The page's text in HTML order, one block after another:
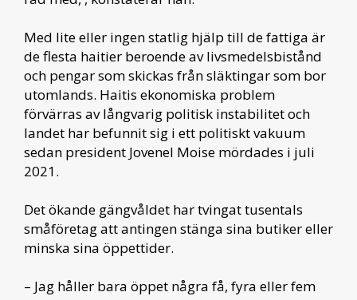
Med lite eller ingen statlig hjälp till de fattiga är
de flesta haitier beroende av livsmedelsbistånd
och pengar som skickas från släktingar som bor
utomlands. Haitis ekonomiska problem
förvärras av långvarig politisk instabilitet och
landet har befunnit sig i ett politiskt vakuum
sedan president Jovenel Moise mördades i juli
2021.
Det ökande gängvåldet har tvingat tusentals
småföretag att antingen stänga sina butiker eller
minska sina öppettider.
– Jag håller bara öppet några få, fyra eller fem